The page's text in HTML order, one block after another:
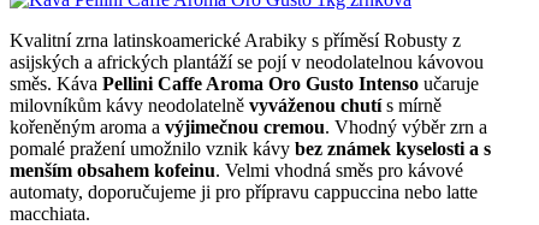
Kvalitní zrna latinskoamerické Arabiky s příměsí Robusty z
asijských a afrických plantáží se pojí v neodolatelnou kávovou
směs. Káva Pellini Caffe Aroma Oro Gusto Intenso učaruje
milovníkům kávy neodolatelně vyváženou chutís mírně
kořeněným aroma a výjimečnou cremou. Vhodný výběr zrn a
pomalé pražení umožnilo vznik kávy bez známek kyselosti a s
menším obsahem kofeinu. Velmi vhodná směs pro kávové
automaty, doporučujeme ji pro přípravu cappuccina nebo latte
macchiata.